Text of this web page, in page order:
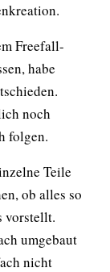
Freefall-
habe
noch
folgen.
Teile
ob alles so
vorstellt.
umgebaut
nicht